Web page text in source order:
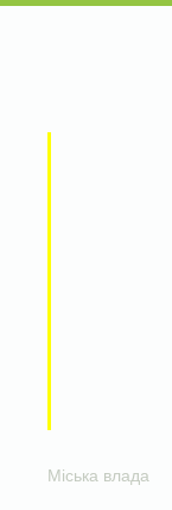
Міська влада